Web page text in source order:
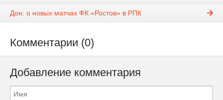
Дон: о новых матчах ФК «Ростов» в РПК
Комментарии (0)
Добавление комментария